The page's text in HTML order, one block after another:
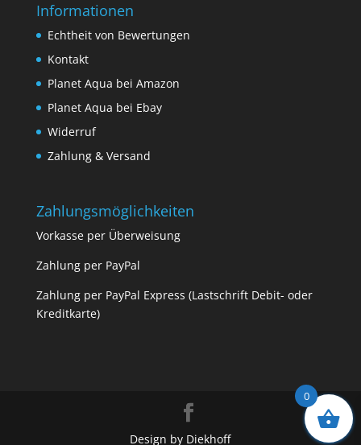
Informationen
Echtheit von Bewertungen
Kontakt
Planet Aqua bei Amazon
Planet Aqua bei Ebay
Widerruf
Zahlung & Versand
Zahlungsmöglichkeiten
Vorkasse per Überweisung
Zahlung per PayPal
Zahlung per PayPal Express (Lastschrift Debit- oder
Kreditkarte)
Design by Diekhoff
0